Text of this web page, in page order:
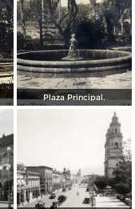
Plaza Principal.